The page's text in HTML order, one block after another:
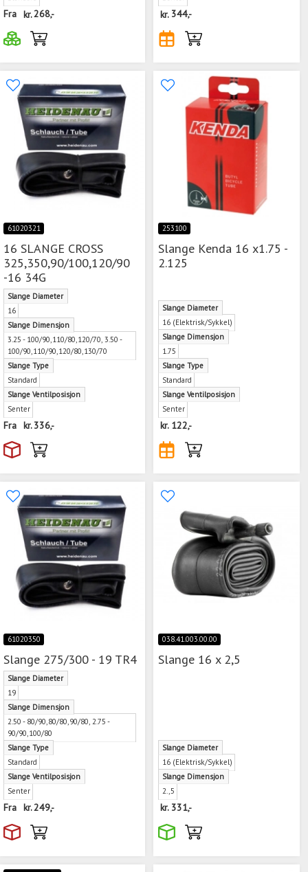
Fra kr.268,- kr. 344,-
61020321
16 SLANGE CROSS
325,350,90/100,120/90
-16 34G
Slange Diameter
16
Slange Dimensjon
3.25 - 100/90,110/80,120/70, 3.50 -
100/90,110/90,120/80,130/70
Slange Type
Standard
Slange Ventilposisjon
Senter
Fra kr.336,-
253100
Slange Kenda 16 x1.75 -
2.125
Slange Diameter
16 (Elektrisk/Sykkel)
Slange Dimensjon
1.75
Slange Type
Standard
Slange Ventilposisjon
Senter
kr. 122,-
61020350
Slange 275/300 - 19 TR4
Slange Diameter
19
Slange Dimensjon
2.50 - 80/90,80/80,90/80, 2.75 -
90/90,100/80
Slange Type
Standard
Slange Ventilposisjon
Senter
Fra kr.249,-
038.41.003.00.00
Slange 16 x 2,5
Slange Diameter
16 (Elektrisk/Sykkel)
Slange Dimensjon
2.,5
kr. 331,-